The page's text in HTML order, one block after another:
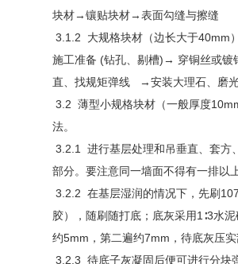
块材→镶贴块材→表面勾缝与擦缝
3.1.2 大规格块材（边长大于40mm
施工准备 (钻孔、剔槽)→ 穿铜丝或
直、找规矩弹线 →安装大理石、磨
3.2 薄型小规格块材（一般厚度
法。
3.2.1 进行基层处理和吊垂直、套方
部分。要注意同一墙面不得有一排以
3.2.2 在基层湿润的情况下，先刷
胶），随刷随打底；底灰采用1∶3水
约5mm，第二遍约7mm，待底灰压
3.2.3 待底子灰凝固后便可进行分块